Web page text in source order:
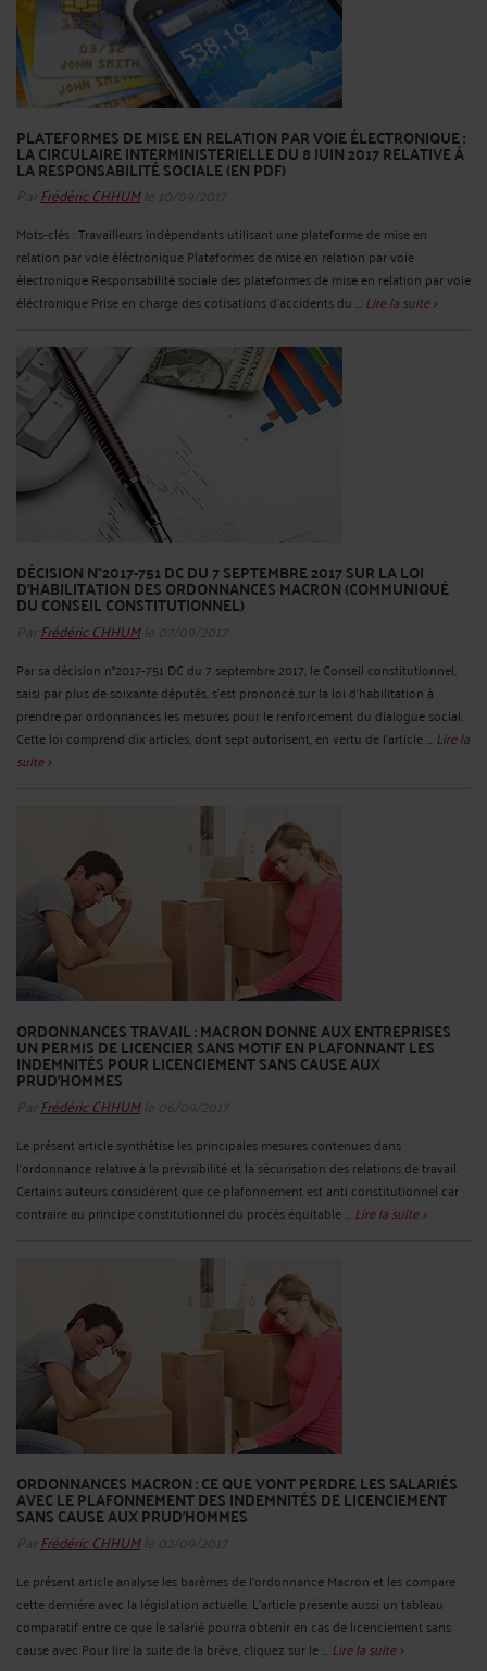
PLATEFORMES DE MISE EN RELATION PAR VOIE ÉLECTRONIQUE :
LA CIRCULAIRE INTERMINISTERIELLE DU 8 JUIN 2017 RELATIVE À
LA RESPONSABILITÉ SOCIALE (EN PDF)
Par Frédéric CHHUMle 10/09/2017
Mots-clés : Travailleurs indépendants utilisant une plateforme de mise en
relation par voie éléctronique Plateformes de mise en relation par voie
électronique Responsabilité sociale des plateformes de mise en relation par voie
éléctronique Prise en charge des cotisations d’accidents du ... Lire la suite >
DÉCISION N°2017-751 DC DU 7 SEPTEMBRE 2017 SUR LA LOI
D’HABILITATION DES ORDONNANCES MACRON (COMMUNIQUÉ
DU CONSEIL CONSTITUTIONNEL)
Par Frédéric CHHUMle 07/09/2017
Par sa décision n°2017-751 DC du 7 septembre 2017, le Conseil constitutionnel,
saisi par plus de soixante députés, s'est prononcé sur la loi d'habilitation à
prendre par ordonnances les mesures pour le renforcement du dialogue social.
Cette loi comprend dix articles, dont sept autorisent, en vertu de l'article ... Lire la
suite >
ORDONNANCES TRAVAIL : MACRON DONNE AUX ENTREPRISES
UN PERMIS DE LICENCIER SANS MOTIF EN PLAFONNANT LES
INDEMNITÉS POUR LICENCIEMENT SANS CAUSE AUX
PRUD’HOMMES
Par Frédéric CHHUMle 06/09/2017
Le présent article synthétise les principales mesures contenues dans
l’ordonnance relative à la prévisibilité et la sécurisation des relations de travail.
Certains auteurs considèrent que ce plafonnement est anti constitutionnel car
contraire au principe constitutionnel du procès équitable ... Lire la suite >
ORDONNANCES MACRON : CE QUE VONT PERDRE LES SALARIÉS
AVEC LE PLAFONNEMENT DES INDEMNITÉS DE LICENCIEMENT
SANS CAUSE AUX PRUD’HOMMES
Par Frédéric CHHUMle 02/09/2017
Le présent article analyse les barèmes de l’ordonnance Macron et les compare
cette dernière avec la législation actuelle. L’article présente aussi un tableau
comparatif entre ce que le salarié pourra obtenir en cas de licenciement sans
cause avec Pour lire la suite de la brève, cliquez sur le ... Lire la suite >